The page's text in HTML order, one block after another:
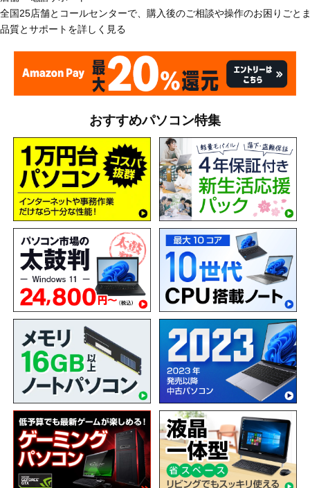
全国25店舗とコールセンターで、購入後のご相談や操作のお困りごと
品質とサポートを詳しく見る
おすすめパソコン特集